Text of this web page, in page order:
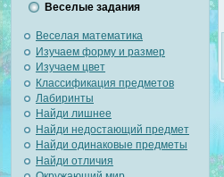
Веселые задания
Веселая математика
Изучаем форму и размер
Изучаем цвет
Классификация предметов
Лабиринты
Найди лишнее
Найди недостающий предмет
Найди одинаковые предметы
Найди отличия